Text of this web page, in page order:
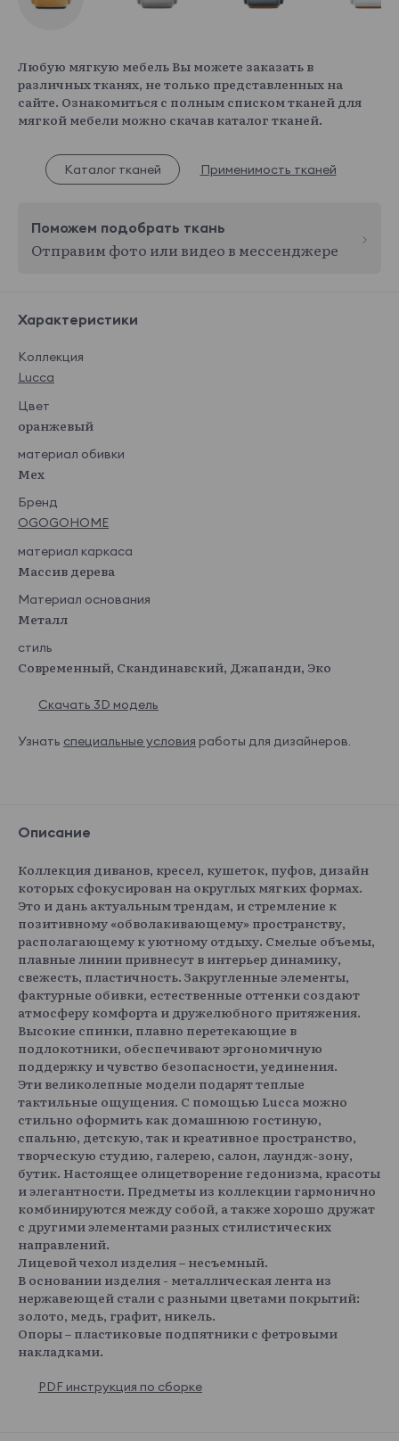
Любую мягкую мебель Вы можете заказать в
различных тканях, не только представленных на
сайте. Ознакомиться с полным списком тканей для
мягкой мебели можно скачав каталог тканей.
Каталог тканей Применимость тканей
Поможем подобрать ткань
Отправим фото или видео в мессенджере
Характеристики
Коллекция
Lucca
Цвет
оранжевый
материал обивки
Мех
Бренд
OGOGOHOME
материал каркаса
Массив дерева
Материал основания
Металл
стиль
Современный, Скандинавский, Джапанди, Эко
Скачать 3D модель
Узнать специальные условия работы для дизайнеров.
Описание
Коллекция диванов, кресел, кушеток, пуфов, дизайн
которых сфокусирован на округлых мягких формах.
Это и дань актуальным трендам, и стремление к
позитивному «обволакивающему» пространству,
располагающему к уютному отдыху. Смелые объемы,
плавные линии привнесут в интерьер динамику,
свежесть, пластичность. Закругленные элементы,
фактурные обивки, естественные оттенки создают
атмосферу комфорта и дружелюбного притяжения.
Высокие спинки, плавно перетекающие в
подлокотники, обеспечивают эргономичную
поддержку и чувство безопасности, уединения.
Эти великолепные модели подарят теплые
тактильные ощущения. С помощью Lucca можно
стильно оформить как домашнюю гостиную,
спальню, детскую, так и креативное пространство,
творческую студию, галерею, салон, лаундж-зону,
бутик. Настоящее олицетворение гедонизма, красоты
и элегантности. Предметы из коллекции гармонично
комбинируются между собой, а также хорошо дружат
с другими элементами разных стилистических
направлений.
Лицевой чехол изделия – несъемный.
В основании изделия - металлическая лента из
нержавеющей стали с разными цветами покрытий:
золото, медь, графит, никель.
Опоры – пластиковые подпятники с фетровыми
накладками.
PDF инструкция по сборке